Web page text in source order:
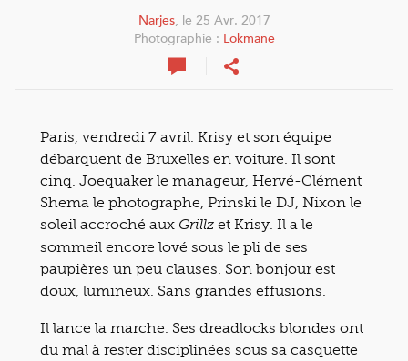
Narjes, le 25 Avr. 2017
Photographie : Lokmane
Paris, vendredi 7 avril. Krisy et son équipe
débarquent de Bruxelles en voiture. Il sont
cinq. Joequaker le manageur, Hervé-Clément
Shema le photographe, Prinski le DJ, Nixon le
soleil accroché aux Grillz et Krisy. Il a le
sommeil encore lové sous le pli de ses
paupières un peu clauses. Son bonjour est
doux, lumineux. Sans grandes effusions.
Il lance la marche. Ses dreadlocks blondes ont
du mal à rester disciplinées sous sa casquette